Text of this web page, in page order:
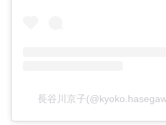
長谷川京子